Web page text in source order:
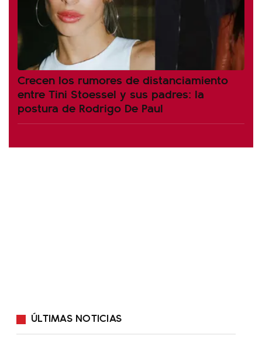
Crecen los rumores de distanciamiento
entre Tini Stoessel y sus padres: la
postura de Rodrigo De Paul
ÚLTIMAS NOTICIAS